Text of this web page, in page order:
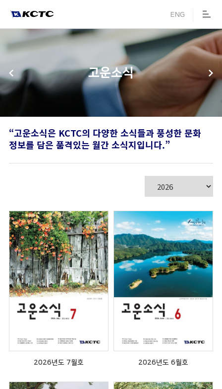
메뉴 바로가기
ENG
고운소식
“고운소식은 KCTC의 다양한 소식들과 풍성한 문화
정보를 담은 품격있는 월간 소식지입니다.”
2026년도 7월호 2026년도 6월호